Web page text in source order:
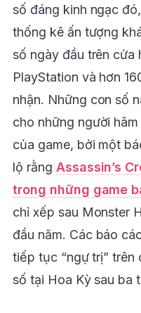
số đáng kinh ngạc
thống kê ấn tượng
số ngày đầu trên cửa
PlayStation và hơn
nhận. Những con số
cho những người
của game, bởi một
lộ rằng Assassin’s
trong những game
chỉ xếp sau Monster
đầu năm. Các báo
tiếp tục “ngự trị” trên
số tại Hoa Kỳ sau ba